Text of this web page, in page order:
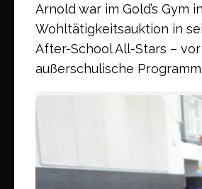
Arnold war im Gold’s
Wohltätigkeitsauktion in
After-School All-Stars –
außerschulische